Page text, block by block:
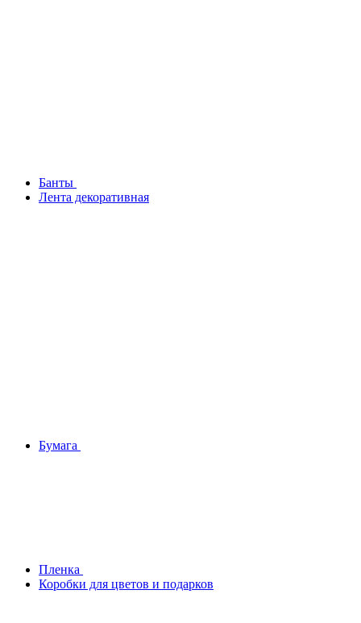
Банты
Лента декоративная
Бумага
Плeнка
Коробки для цветов и подарков